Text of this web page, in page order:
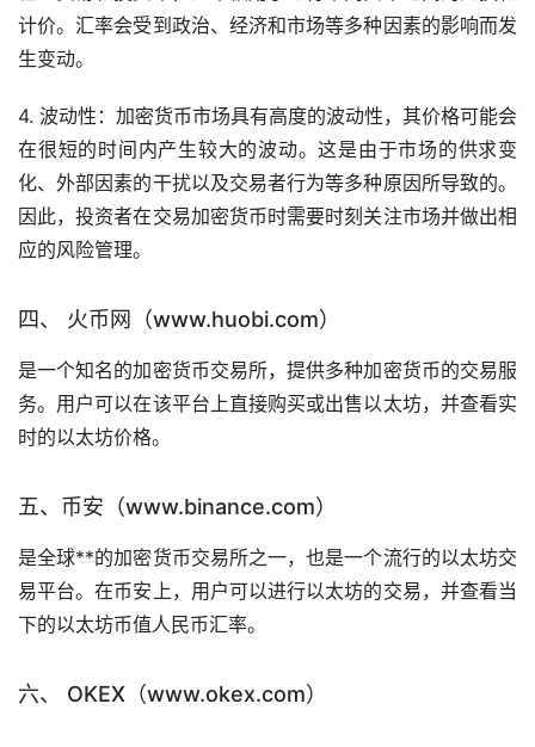
计价。汇率会受到政治、经济和市场等多种因素的影响而发
生变动。
4. 波动性：加密货币市场具有高度的波动性，其价格可能会
在很短的时间内产生较大的波动。这是由于市场的供求变
化、外部因素的干扰以及交易者行为等多种原因所导致的。
因此，投资者在交易加密货币时需要时刻关注市场并做出相
应的风险管理。
四、 火币网（www.huobi.com）
是一个知名的加密货币交易所，提供多种加密货币的交易服
务。用户可以在该平台上直接购买或出售以太坊，并查看实
时的以太坊价格。
五、币安（www.binance.com）
是全球**的加密货币交易所之一，也是一个流行的以太坊交
易平台。在币安上，用户可以进行以太坊的交易，并查看当
下的以太坊币值人民币汇率。
六、 OKEX（www.okex.com）